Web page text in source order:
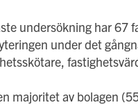
undersökning har 67
under det
majoritet av bolagen